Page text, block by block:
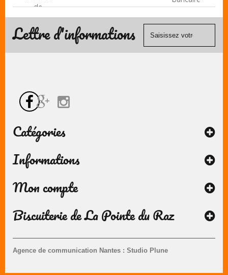
de
contact
(Mastercard,
Visa, ...) et
Lettre d'informations
Catégories
Informations
Agence de communication Nantes : Studio Plune
Mon compte
Biscuiterie de La Pointe du Raz